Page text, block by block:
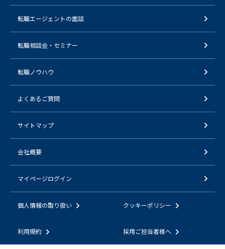
転職エージェントの面談
転職相談会・セミナー
転職ノウハウ
よくあるご質問
サイトマップ
会社概要
マイページログイン
個人情報の取り扱い クッキーポリシー
利用規約 採用ご担当者様へ